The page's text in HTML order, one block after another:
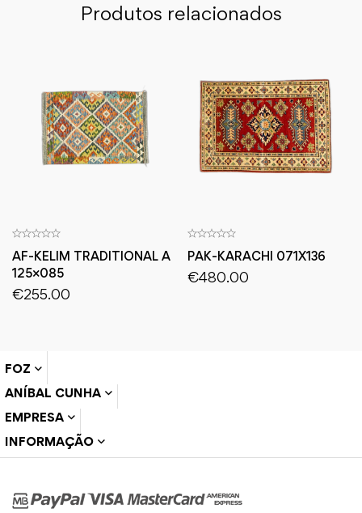
Produtos relacionados
AF-KELIM TRADITIONAL A
125×085
€255.00
PAK-KARACHI 071X136
€480.00
FOZ
ANÍBAL CUNHA
EMPRESA
INFORMAÇÃO